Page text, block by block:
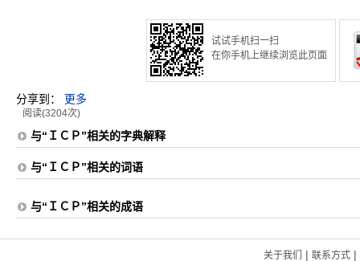
试试手机扫一扫
在你手机上继续浏览此页面
分享到： 更多
阅读(3204次)
与“ＩＣＰ”相关的字典解释
与“ＩＣＰ”相关的词语
与“ＩＣＰ”相关的成语
关于我们 | 联系方式|